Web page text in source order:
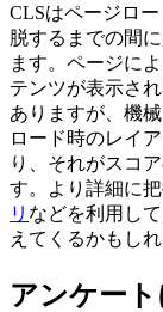
CLSはページロ
脱するまでの間
ます。ページに
テンツが表示さ
ありますが、機
ロード時のレイ
り、それがスコ
す。より詳細に
リ などを利用し
えてくるかもしれ
アンケー